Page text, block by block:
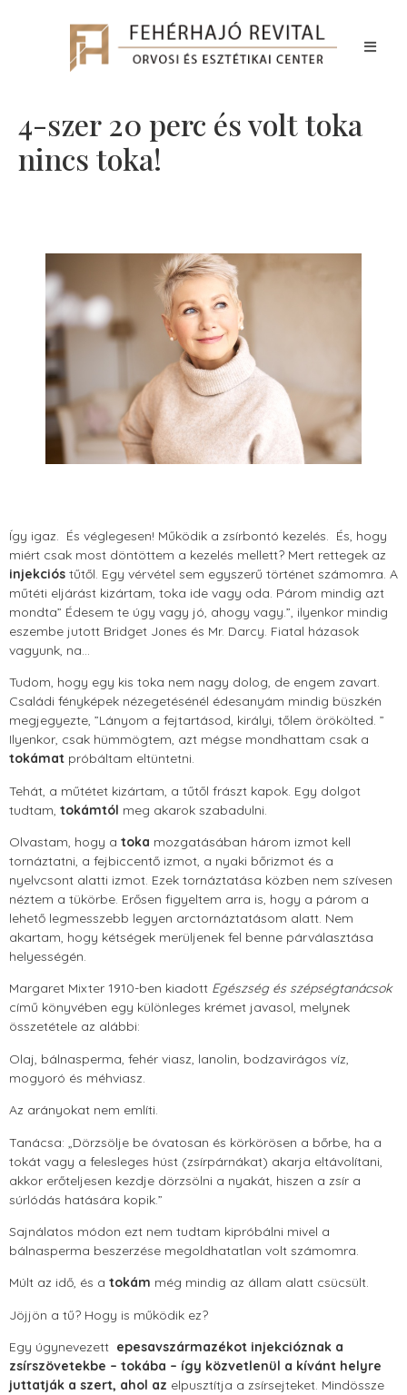
4-szer 20 perc és volt toka
nincs toka!
Így igaz. És véglegesen! Működik a zsírbontó kezelés. És, hogy
miért csak most döntöttem a kezelés mellett? Mert rettegek az
injekciós tűtől. Egy vérvétel sem egyszerű történet számomra. A
műtéti eljárást kizártam, toka ide vagy oda. Párom mindig azt
mondta” Édesem te úgy vagy jó, ahogy vagy.”, ilyenkor mindig
eszembe jutott Bridget Jones és Mr. Darcy. Fiatal házasok
vagyunk, na…
Tudom, hogy egy kis toka nem nagy dolog, de engem zavart.
Családi fényképek nézegetésénél édesanyám mindig büszkén
megjegyezte, ”Lányom a fejtartásod, királyi, tőlem örökölted. ”
Ilyenkor, csak hümmögtem, azt mégse mondhattam csak a
tokámat próbáltam eltüntetni.
Tehát, a műtétet kizártam, a tűtől frászt kapok. Egy dolgot
tudtam, tokámtól meg akarok szabadulni.
Olvastam, hogy a toka mozgatásában három izmot kell
tornáztatni, a fejbiccentő izmot, a nyaki bőrizmot és a
nyelvcsont alatti izmot. Ezek tornáztatása közben nem szívesen
néztem a tükörbe. Erősen figyeltem arra is, hogy a párom a
lehető legmesszebb legyen arctornáztatásom alatt. Nem
akartam, hogy kétségek merüljenek fel benne párválasztása
helyességén.
Margaret Mixter 1910-ben kiadott Egészség és szépségtanácsok
című könyvében egy különleges krémet javasol, melynek
összetétele az alábbi:
Olaj, bálnasperma, fehér viasz, lanolin, bodzavirágos víz,
mogyoró és méhviasz.
Az arányokat nem említi.
Tanácsa: „Dörzsölje be óvatosan és körkörösen a bőrbe, ha a
tokát vagy a felesleges húst (zsírpárnákat) akarja eltávolítani,
akkor erőteljesen kezdje dörzsölni a nyakát, hiszen a zsír a
súrlódás hatására kopik.”
Sajnálatos módon ezt nem tudtam kipróbálni mivel a
bálnasperma beszerzése megoldhatatlan volt számomra.
Múlt az idő, és a tokám még mindig az állam alatt csücsült.
Jöjjön a tű? Hogy is működik ez?
Egy úgynevezett epesavszármazékot injekcióznak a
zsírszövetekbe – tokába – így közvetlenül a kívánt helyre
juttatják a szert, ahol az elpusztítja a zsírsejteket. Mindössze